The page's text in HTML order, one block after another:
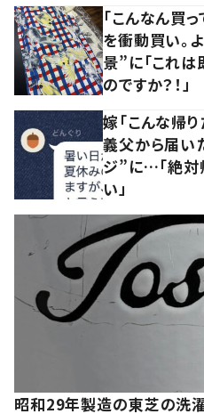
「こんなん買
を衝動買い。
景”に「これは
のですか？！」
嫁「こんな帰り
義父から届い
ジ”に…「絶対
い」
昭和29年製造の東芝の洗